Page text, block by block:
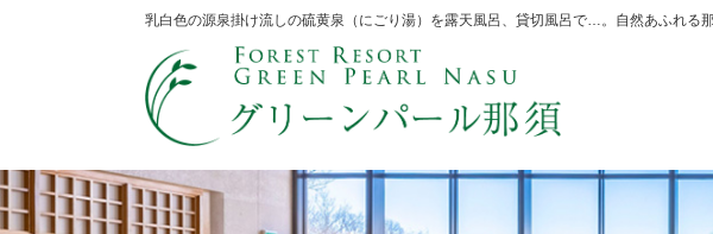
乳白色の源泉掛け流しの硫黄泉（にごり湯）を露天風呂、貸切風呂で…。自然あふれる